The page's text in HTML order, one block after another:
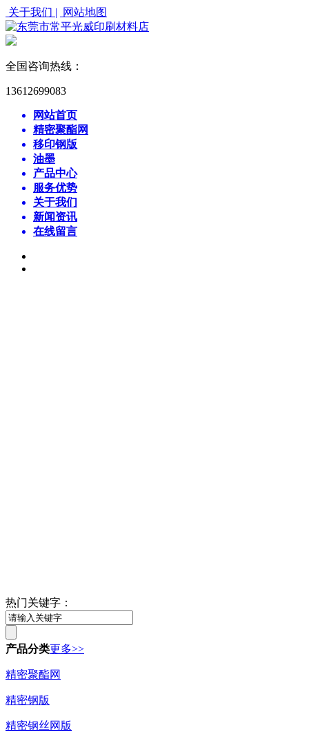
关于我们 | 网站地图
全国咨询热线：
13612699083
网站首页
精密聚酯网
移印钢版
油墨
产品中心
服务优势
关于我们
新闻资讯
在线留言
热门关键字：
产品分类更多>>
精密聚酯网
精密钢版
精密钢丝网版